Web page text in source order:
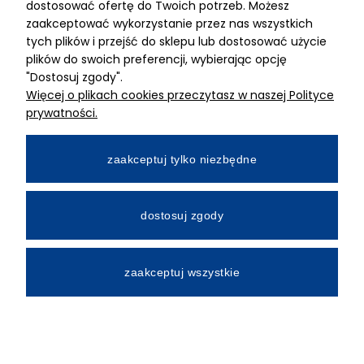
MIMARI sp z o.o.
ul. Kurkowa 12
50-210 Wrocław
Dane rejestracyjne
NIP:8982325327
Wpłacony w całości
Numer konta bankowego
All Rights Reserved © 2026 Mimari.com.pl
dostosować ofertę do Twoich potrzeb. Możesz
zaakceptować wykorzystanie przez nas wszystkich
tych plików i przejść do sklepu lub dostosować użycie
plików do swoich preferencji, wybierając opcję
"Dostosuj zgody".
Więcej o plikach cookies przeczytasz w naszej Polityce
prywatności.
zaakceptuj tylko niezbędne
dostosuj zgody
zaakceptuj wszystkie